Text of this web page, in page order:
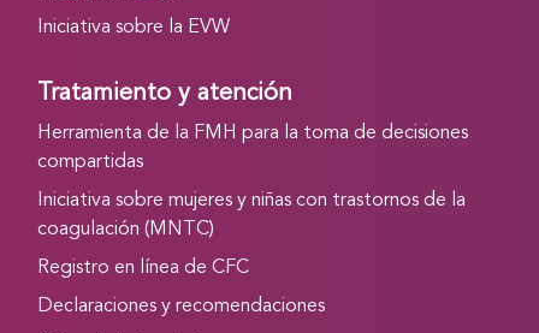
Iniciativa sobre la EVW
Tratamiento y atención
Herramienta de la FMH para la toma de decisiones
compartidas
Iniciativa sobre mujeres y niñas con trastornos de la
coagulación (MNTC)
Registro en línea de CFC
Declaraciones y recomendaciones